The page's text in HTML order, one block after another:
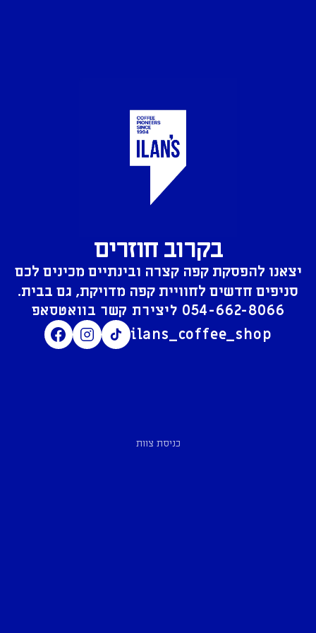
בקרוב חוזרים
יצאנו להפסקת קפה קצרה ובינתיים מכינים לכם
סניפים חדשים לחוויית קפה מדויקת, גם בבית.
054-662-8066
ilans_coffee_shop
כניסת צוות